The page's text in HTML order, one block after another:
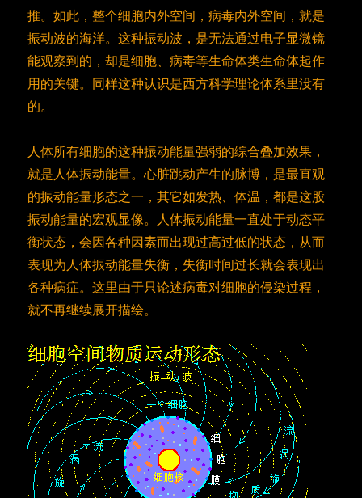
推。如此，整个细胞内外空间，病毒内外空间，就是
振动波的海洋。这种振动波，是无法通过电子显微镜
能观察到的，却是细胞、病毒等生命体类生命体起作
用的关键。同样这种认识是西方科学理论体系里没有
的。
人体所有细胞的这种振动能量强弱的综合叠加效果，
就是人体振动能量。心脏跳动产生的脉博，是最直观
的振动能量形态之一，其它如发热、体温，都是这股
振动能量的宏观显像。人体振动能量一直处于动态平
衡状态，会因各种因素而出现过高过低的状态，从而
表现为人体振动能量失衡，失衡时间过长就会表现出
各种病症。这里由于只论述病毒对细胞的侵染过程，
就不再继续展开描绘。